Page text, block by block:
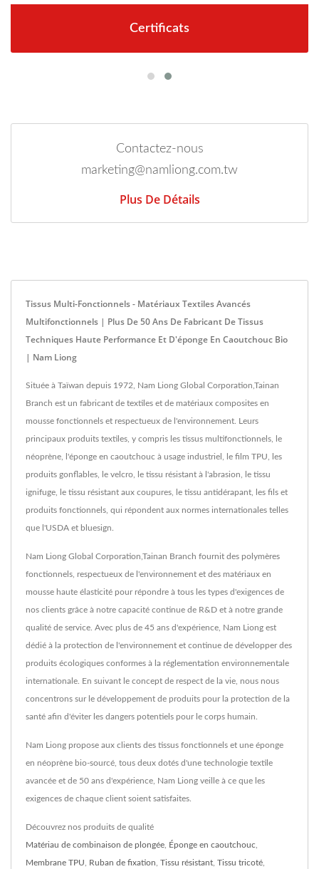
Certificats
Contactez-nous
marketing@namliong.com.tw
Plus De Détails
Tissus Multi-Fonctionnels - Matériaux Textiles Avancés
Multifonctionnels | Plus De 50 Ans De Fabricant De Tissus
Techniques Haute Performance Et D'éponge En Caoutchouc Bio
| Nam Liong
Située à Taïwan depuis 1972, Nam Liong Global Corporation,Tainan
Branch est un fabricant de textiles et de matériaux composites en
mousse fonctionnels et respectueux de l'environnement. Leurs
principaux produits textiles, y compris les tissus multifonctionnels, le
néoprène, l'éponge en caoutchouc à usage industriel, le film TPU, les
produits gonflables, le velcro, le tissu résistant à l'abrasion, le tissu
ignifuge, le tissu résistant aux coupures, le tissu antidérapant, les fils et
produits fonctionnels, qui répondent aux normes internationales telles
que l'USDA et bluesign.
Nam Liong Global Corporation,Tainan Branch fournit des polymères
fonctionnels, respectueux de l'environnement et des matériaux en
mousse haute élasticité pour répondre à tous les types d'exigences de
nos clients grâce à notre capacité continue de R&D et à notre grande
qualité de service. Avec plus de 45 ans d'expérience, Nam Liong est
dédié à la protection de l'environnement et continue de développer des
produits écologiques conformes à la réglementation environnementale
internationale. En suivant le concept de respect de la vie, nous nous
concentrons sur le développement de produits pour la protection de la
santé afin d'éviter les dangers potentiels pour le corps humain.
Nam Liong propose aux clients des tissus fonctionnels et une éponge
en néoprène bio-sourcé, tous deux dotés d'une technologie textile
avancée et de 50 ans d'expérience, Nam Liong veille à ce que les
exigences de chaque client soient satisfaites.
Découvrez nos produits de qualité
Matériau de combinaison de plongée Éponge en caoutchouc
Membrane TPU Ruban de fixation Tissu résistant Tissu tricoté